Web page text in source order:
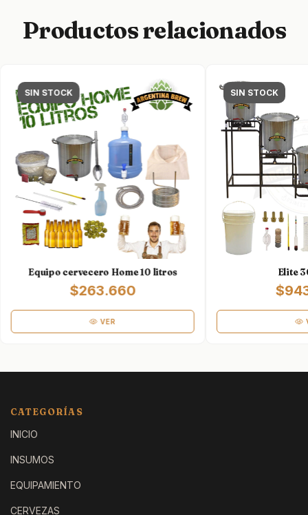
Productos relacionados
SIN STOCK
Equipo cervecero Home 10 litros
$263.660
VER
SIN STOCK
Elite
CATEGORÍAS
INICIO
INSUMOS
EQUIPAMIENTO
CERVEZAS